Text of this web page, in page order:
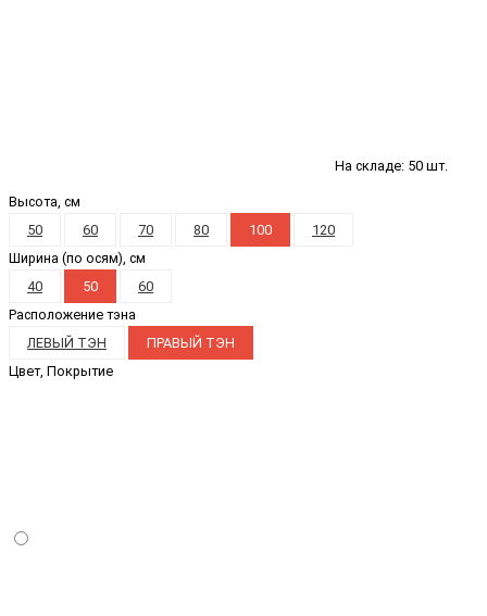
На складе: 50 шт.
Высота, см
50
60 70 80 100
120
Ширина (по осям), см
40
50
60
Расположение тэна
ЛЕВЫЙ ТЭН
ПРАВЫЙ ТЭН
Цвет, Покрытие